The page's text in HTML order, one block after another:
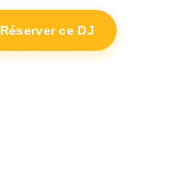
Réserver ce DJ